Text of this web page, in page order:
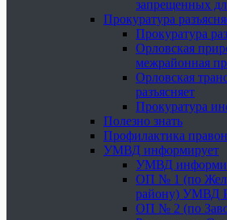
запрещенных
Прокуратура
Прокуратура
Орловская
межрайонная
Орловская
разъясняет
Прокуратура
Полезно знать
Профилактика
УМВД информирует
УМВД
ОП № 1 (по
району) УМВД
ОП № 2 (по